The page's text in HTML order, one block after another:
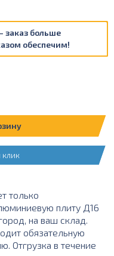
заказ больше
обеспечим!
клик
только
плиту Д16
на ваш склад.
обязательную
Отгрузка в течение